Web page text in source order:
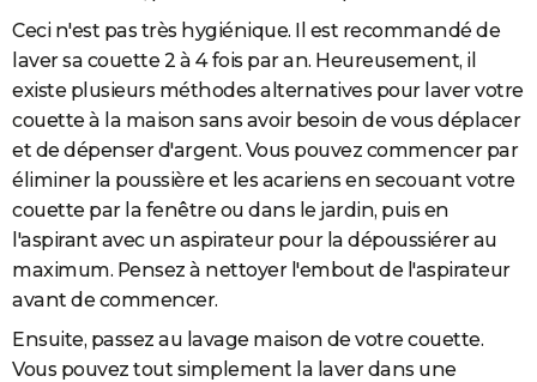
Dictionnaire
Biographies
Citations
Expressions
Proverbes
PROGRAMME TV
COPAINS D'AVANT
S'inscrire
Se connecter
Lycées
Collèges
Primaires
Universités
Entreprises
Service militaire
Avis de recherche
FORUM
Bricolage
Lifestyle
Culture
Sport
Television
Voyage
Cinema
Ceci n'est pas très hygiénique. Il est recommandé de
laver sa couette 2 à 4 fois par an. Heureusement, il
existe plusieurs méthodes alternatives pour laver votre
couette à la maison sans avoir besoin de vous déplacer
et de dépenser d'argent. Vous pouvez commencer par
éliminer la poussière et les acariens en secouant votre
couette par la fenêtre ou dans le jardin, puis en
l'aspirant avec un aspirateur pour la dépoussiérer au
maximum. Pensez à nettoyer l'embout de l'aspirateur
avant de commencer.
Ensuite, passez au lavage maison de votre couette.
Vous pouvez tout simplement la laver dans une